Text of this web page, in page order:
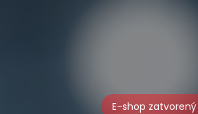
E-shop zatvorený